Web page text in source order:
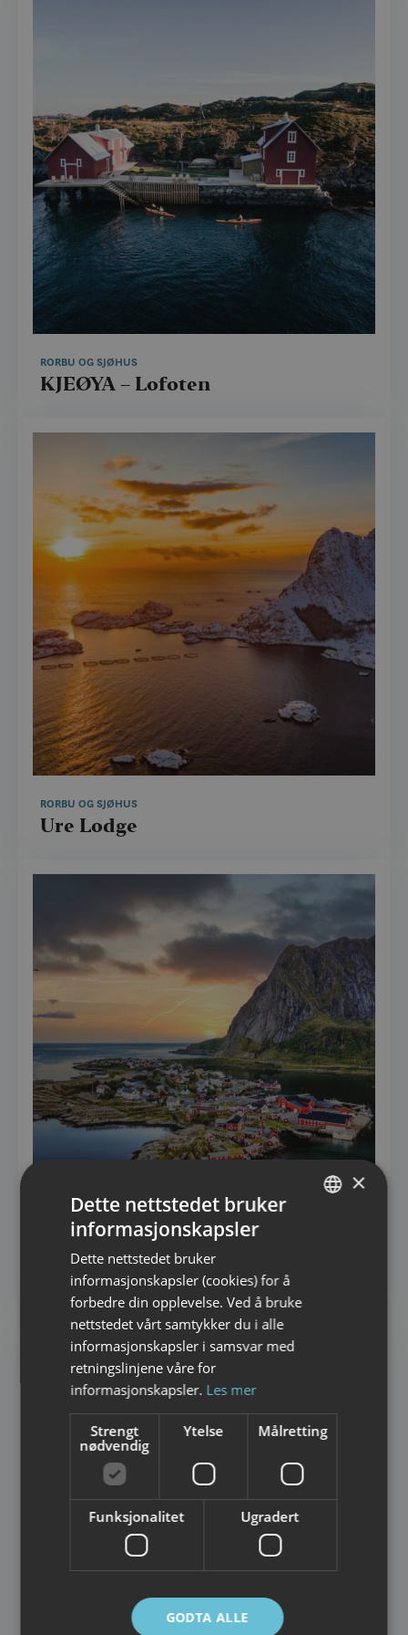
RORBU OG SJØHUS
KJEØYA – Lofoten
RORBU OG SJØHUS
Ure Lodge
Reine Rorbuer – Classic Norway
Hotels
×
Dette nettstedet bruker
informasjonskapsler
Dette nettstedet bruker
informasjonskapsler (cookies) for å
forbedre din opplevelse. Ved å bruke
nettstedet vårt samtykker du i alle
informasjonskapsler i samsvar med
retningslinjene våre for
informasjonskapsler. Les mer
Strengt
nødvendig
Ytelse Målretting
Funksjonalitet Ugradert
GODTA ALLE